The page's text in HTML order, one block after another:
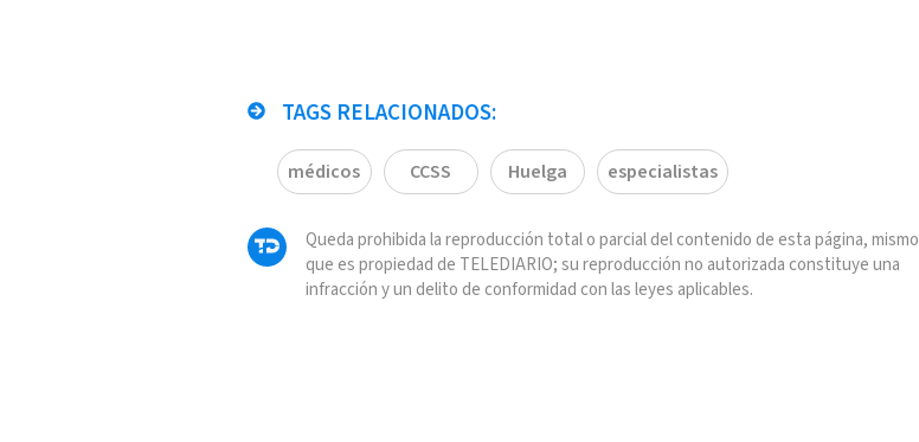
TAGS RELACIONADOS:
médicos CCSS Huelga especialistas
Queda prohibida la reproducción total o parcial del contenido de esta página, mismo
que es propiedad de TELEDIARIO; su reproducción no autorizada constituye una
infracción y un delito de conformidad con las leyes aplicables.